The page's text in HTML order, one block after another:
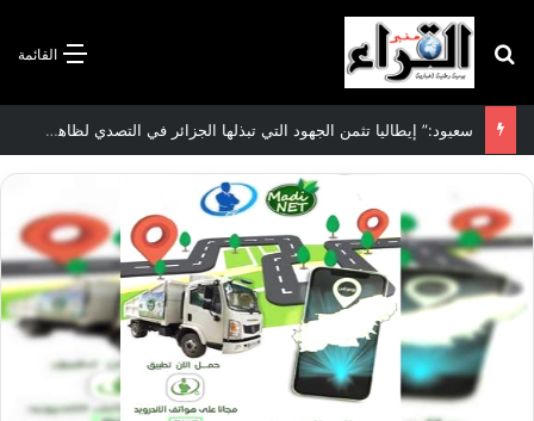
القائمة بحث عن
سعيود:” إيطاليا تثمن الجهود التي تبذلها الجزائر في التصدي لظاهرة الهجرة غير الشرعية”